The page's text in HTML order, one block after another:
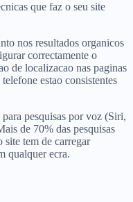
que faz o seu site
nos resultados organicos
correctamente o
de localizacao nas paginas
estao consistentes
pesquisas por voz (Siri,
de 70% das pesquisas
site tem de carregar
qualquer ecra.